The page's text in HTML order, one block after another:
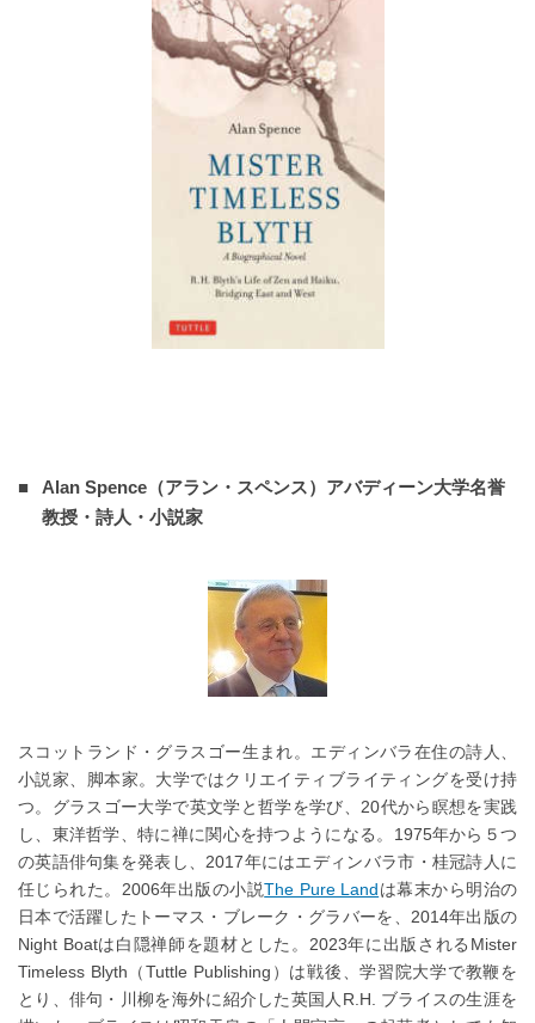
Alan Spence（アラン・スペンス）アバディーン大学名誉
教授・詩人・小説家
スコットランド・グラスゴー生まれ。エディンバラ在住の詩人、
小説家、脚本家。大学ではクリエイティブライティングを受け持
つ。グラスゴー大学で英文学と哲学を学び、20代から瞑想を実践
し、東洋哲学、特に禅に関心を持つようになる。1975年から５つ
の英語俳句集を発表し、2017年にはエディンバラ市・桂冠詩人に
任じられた。2006年出版の小説The Pure Landは幕末から明治の
日本で活躍したトーマス・ブレーク・グラバーを、2014年出版の
Night Boatは白隠禅師を題材とした。2023年に出版されるMister
Timeless Blyth（Tuttle Publishing）は戦後、学習院大学で教鞭を
とり、俳句・川柳を海外に紹介した英国人R.H. ブライスの生涯を